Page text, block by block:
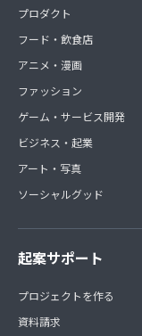
プロダクト
フード・飲食店
アニメ・漫画
ファッション
ゲーム・サービス開発
ビジネス・起業
アート・写真
ソーシャルグッド
起案サポート
プロジェクトを作る
資料請求